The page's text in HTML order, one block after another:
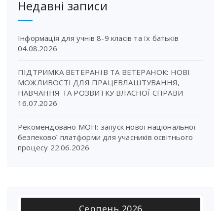
Недавні записи
Інформація для учнів 8-9 класів та їх батьків
04.08.2026
ПІДТРИМКА ВЕТЕРАНІВ ТА ВЕТЕРАНОК: НОВІ
МОЖЛИВОСТІ ДЛЯ ПРАЦЕВЛАШТУВАННЯ,
НАВЧАННЯ ТА РОЗВИТКУ ВЛАСНОЇ СПРАВИ
16.07.2026
Рекомендовано МОН: запуск нової національної
безпекової платформи для учасників освітнього
процесу 22.06.2026
Серпень 2026